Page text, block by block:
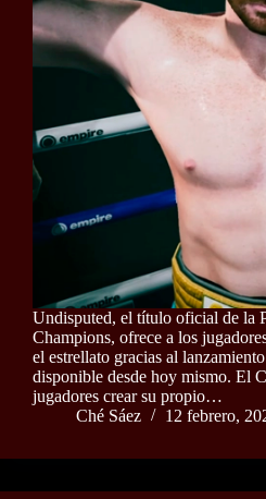
Undisputed, el título oficial de la
Champions, ofrece a los
el estrellato gracias al
disponible desde hoy mismo. El
jugadores crear su propio…
Ché Sáez
12 febrero,